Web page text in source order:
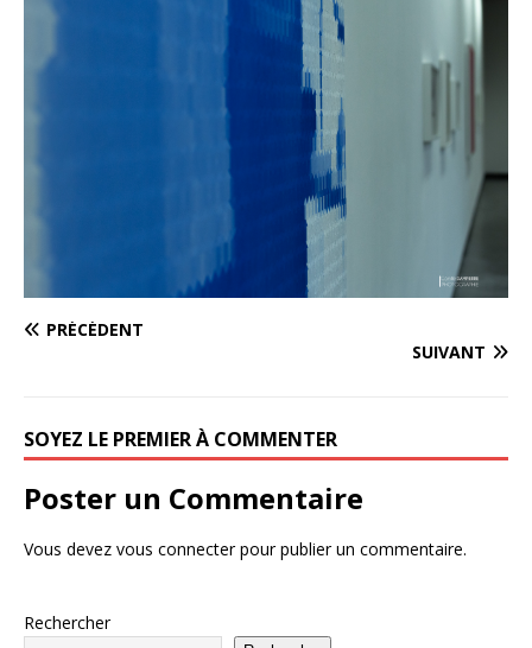
PRÉCÉDENT
SUIVANT
SOYEZ LE PREMIER À COMMENTER
Poster un Commentaire
Vous devez vous connecterpour publier un commentaire.
Rechercher